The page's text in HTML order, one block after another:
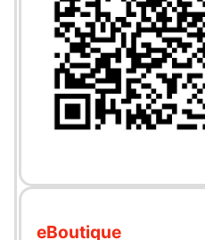
eBoutique